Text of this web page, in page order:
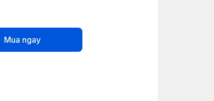
Mua ngay